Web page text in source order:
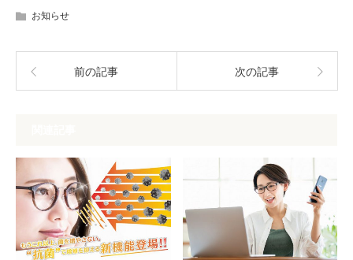
お知らせ
前の記事 次の記事